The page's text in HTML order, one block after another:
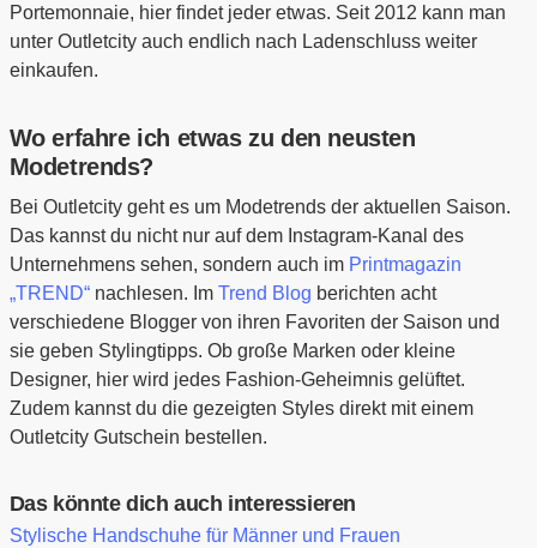
Portemonnaie, hier findet jeder etwas. Seit 2012 kann man
unter Outletcity auch endlich nach Ladenschluss weiter
einkaufen.
Wo erfahre ich etwas zu den neusten
Modetrends?
Bei Outletcity geht es um Modetrends der aktuellen Saison.
Das kannst du nicht nur auf dem Instagram-Kanal des
Unternehmens sehen, sondern auch im Printmagazin
„TREND“nachlesen. Im Trend Blog berichten acht
verschiedene Blogger von ihren Favoriten der Saison und
sie geben Stylingtipps. Ob große Marken oder kleine
Designer, hier wird jedes Fashion-Geheimnis gelüftet.
Zudem kannst du die gezeigten Styles direkt mit einem
Outletcity Gutschein bestellen.
Das könnte dich auch interessieren
Stylische Handschuhe für Männer und Frauen